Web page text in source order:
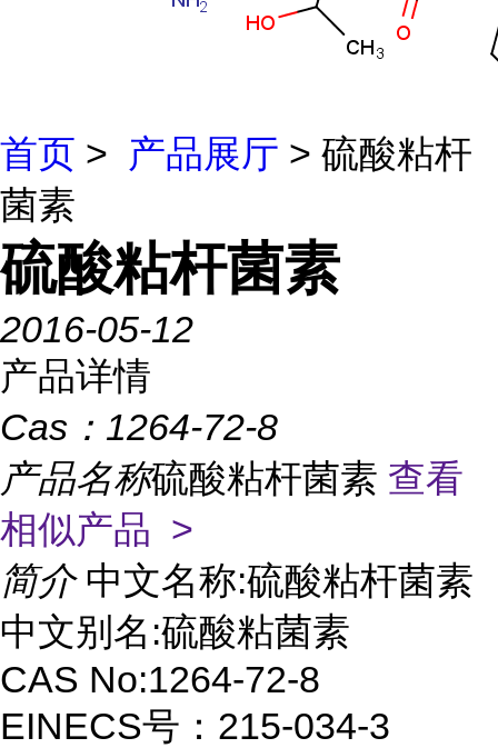
首页 > 产品展厅 > 硫酸粘杆
菌素
硫酸粘杆菌素
2016-05-12
产品详情
Cas： 1264-72-8
产品名称硫酸粘杆菌素 查看
相似产品 >
简介 中文名称:硫酸粘杆菌素
中文别名:硫酸粘菌素
CAS No:1264-72-8
EINECS号：215-034-3